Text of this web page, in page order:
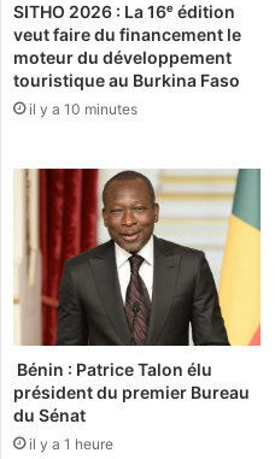
a
i
n
s
:
n
s
v
r
a
t
e
s
:
L
I
C
p
e
n
d
l
a
SITHO 2026 : La 16ᵉ édition
veut faire du financement le
moteur du développement
touristique au Burkina Faso
il y a 10 minutes
Bénin : Patrice Talon élu
président du premier Bureau
du Sénat
il y a 1 heure